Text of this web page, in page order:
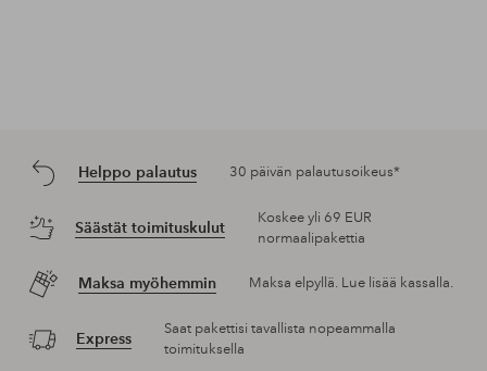
Helppo palautus 30 päivän palautusoikeus*
Säästät toimituskulut
Koskee yli 69 EUR
normaalipakettia
Maksa myöhemmin Maksa elpyllä. Lue lisää kassalla.
Express
Saat pakettisi tavallista nopeammalla
toimituksella